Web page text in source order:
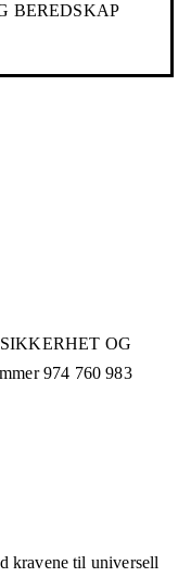
BEREDSKAP
OG
974 760 983
kravene til universell